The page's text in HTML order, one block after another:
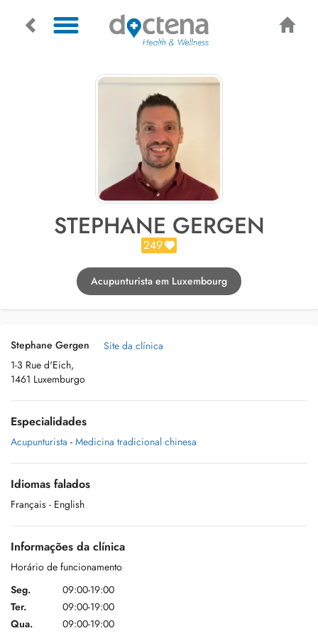
STEPHANE GERGEN
249
Acupunturista em Luxembourg
Stephane Gergen
1-3 Rue d'Eich,
1461 Luxemburgo
Site da clínica
Especialidades
Acupunturista - Medicina tradicional chinesa
Idiomas falados
Français - English
Informações da clínica
Horário de funcionamento
Seg.
09:00-19:00
Ter.
09:00-19:00
Qua.
09:00-19:00